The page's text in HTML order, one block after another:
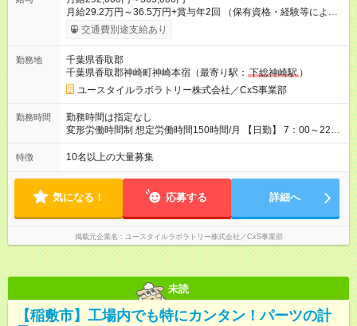
月給29.2万円～36.5万円+賞与年2回 （保有資格・経験等により
変動） 【無資格の方の入社後のモデル月収】 ［入社］ 無資
格・未経験／月収22.9万円 ［半年～1年］ 実務者研修取得／
30.2万円 ［入社3年目以降］ ジュニアコーディネー／月収
36.5万円以上 ※経験・能力等を考慮。 【試用期間】試用期間あ
り 試用期間の長さ：2ヶ月 雇用形態、給与は本採用時と同じで
す。
交通費別途支給あり
勤務地
千葉県香取郡
千葉県香取郡神崎町神崎本宿（最寄り駅： 下総神崎駅 ）
ユースタイルラボラトリー株式会社／CxS事業部
勤務時間
勤務時間は指定なし
変形労働時間制 想定労働時間150時間/月 【日勤】 7：00～22：
00の間で7.5時間勤務／休憩1時間 【夜勤】 17：00～翌10：00
の15時間勤務／休憩２時間 ※勤務時間は各施設のシフトによる
間程度）
特徴 10名以上の大量募集
気になる！ 応募する 詳細へ
掲載元企業名 ユースタイルラボラトリー株式会社／CxS事業部
未読
【稲敷市】工場内でも特にカンタン！パーツの計